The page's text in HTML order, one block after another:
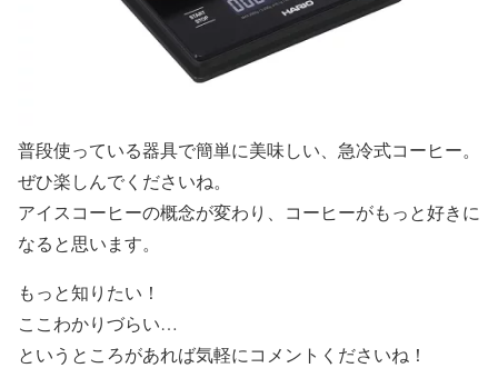
普段使っている器具で簡単に美味しい、急冷式コーヒー。
ぜひ楽しんでくださいね。
アイスコーヒーの概念が変わり、コーヒーがもっと好きに
なると思います。
もっと知りたい！
ここわかりづらい…
というところがあれば気軽にコメントくださいね！